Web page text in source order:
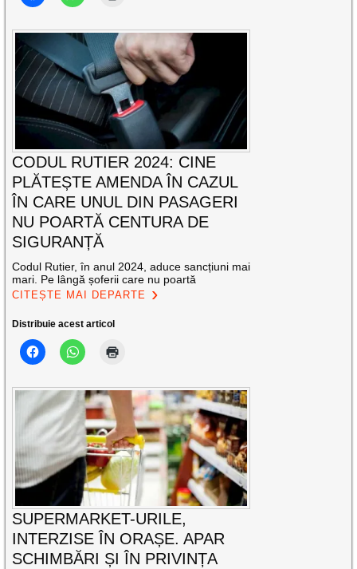
CODUL RUTIER 2024: CINE
PLĂTEȘTE AMENDA ÎN CAZUL
ÎN CARE UNUL DIN PASAGERI
NU POARTĂ CENTURA DE
SIGURANȚĂ
Codul Rutier, în anul 2024, aduce sancțiuni mai
mari. Pe lângă șoferii care nu poartă
CITEȘTE MAI DEPARTE
Distribuie acest articol
SUPERMARKET-URILE,
INTERZISE ÎN ORAȘE. APAR
SCHIMBĂRI ȘI ÎN PRIVINȚA